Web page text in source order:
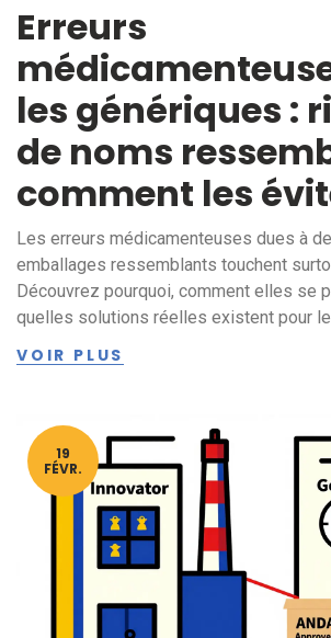
Erreurs
les génériques :
de noms
comment les
Les erreurs médicamenteuses dues à
emballages ressemblants touchent
Découvrez pourquoi, comment elles se
quelles solutions réelles existent pour
VOIR PLUS
19
FÉVR.